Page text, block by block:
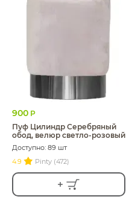
900 Р
Пуф Цилиндр Серебряный
обод, велюр светло-розовый
Доступно: 89 шт
4.9
Pinty (472)